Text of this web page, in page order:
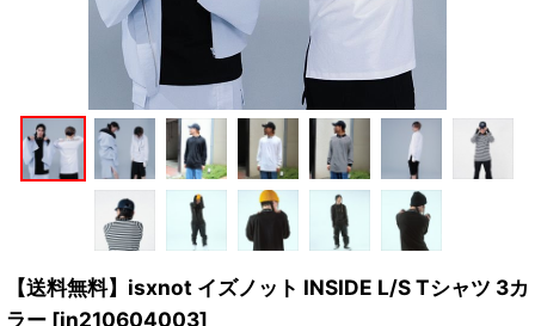
【送料無料】isxnot イズノット INSIDE L/S Tシャツ 3カ
ラー [in210604003]